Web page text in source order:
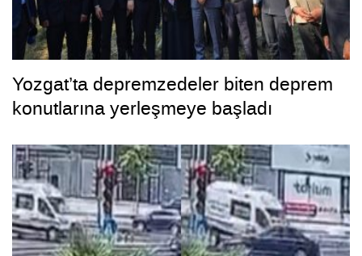
Yozgat’ta depremzedeler biten deprem
konutlarına yerleşmeye başladı